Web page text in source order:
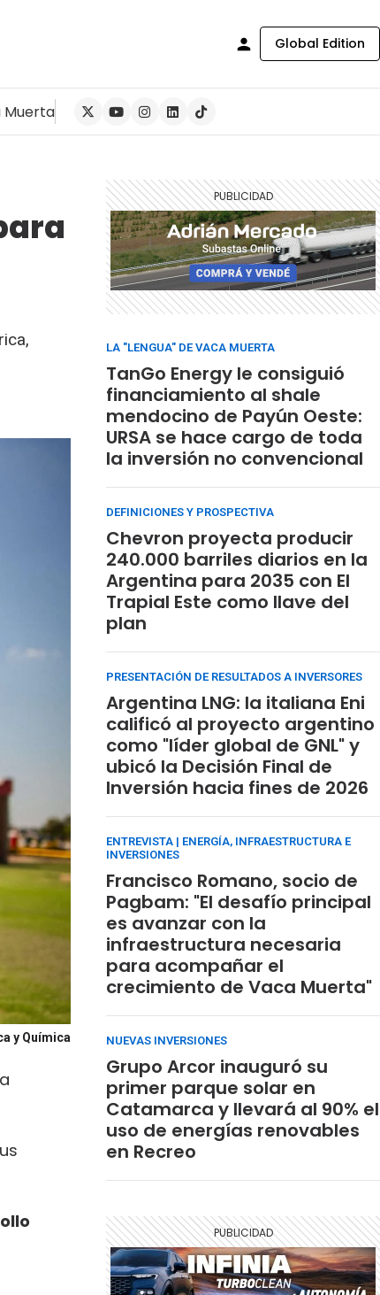
Global Edition
Muerta
y Química
LA "LENGUA" DE VACA MUERTA
TanGo Energy le consiguió
financiamiento al shale
mendocino de Payún Oeste:
URSA se hace cargo de toda
la inversión no convencional
DEFINICIONES Y PROSPECTIVA
Chevron proyecta producir
240.000 barriles diarios en la
Argentina para 2035 con El
Trapial Este como llave del
plan
PRESENTACIÓN DE RESULTADOS A INVERSORES
Argentina LNG: la italiana Eni
calificó al proyecto argentino
como "líder global de GNL" y
ubicó la Decisión Final de
Inversión hacia fines de 2026
ENTREVISTA | ENERGÍA, INFRAESTRUCTURA E
INVERSIONES
Francisco Romano, socio de
Pagbam: "El desafío principal
es avanzar con la
infraestructura necesaria
para acompañar el
crecimiento de Vaca Muerta"
NUEVAS INVERSIONES
Grupo Arcor inauguró su
primer parque solar en
Catamarca y llevará al 90% el
uso de energías renovables
en Recreo